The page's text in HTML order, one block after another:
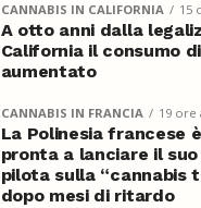
CANNABIS IN CALIFORNIA 15
A otto anni dalla
California il consumo
aumentato
CANNABIS IN FRANCIA 19 ore
La Polinesia francese
pronta a lanciare il
pilota sulla “cannabis
dopo mesi di ritardo